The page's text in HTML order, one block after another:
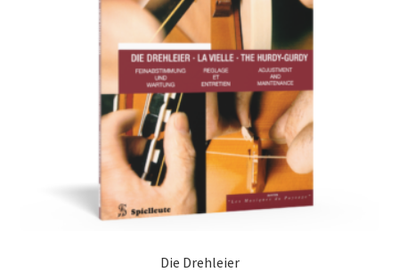
Die Drehleier